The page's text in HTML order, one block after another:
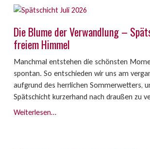
Die Blume der Verwandlung –
freiem Himmel
Manchmal entstehen die schönsten
spontan. So entschieden wir uns am
aufgrund des herrlichen Sommerwetters,
Spätschicht kurzerhand nach draußen zu
Weiterlesen…